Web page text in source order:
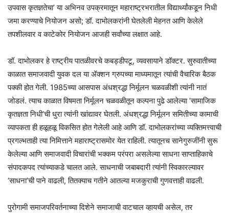
उपवास कृतज्ञतेचा’ या अभिनव उपक्रमातून महाराष्ट्रभरातील विद्यार्थ्यांकडून निधी
जमा करण्याचे नियोजन असो; डॉ. दाभोलकरांनी घेतलेली मेहनत आणि केलेले
तपशीलवार व काटेकोर नियोजन आजही सर्वांच्या लक्षात आहे.
डॉ. दाभोलकर हे राष्ट्रीय पातळीवरचे कबड्डीपटू, व्यवसायाने डॉक्टर. सुरुवातीच्या
काळात समाजवादी युवक दल या ॲक्शन ग्रुपच्या माध्यमातून त्यांची वैचारिक बैठक
पक्की होत गेली. 1985च्या आसपास अंधश्रद्धा निर्मूलन चळवळीशी त्यांनी नातं
जोडलं. त्याच काळात विषमता निर्मूलन चळवळीतून कल्पना पुढे आलेल्या ‘सामाजिक
कृतज्ञता निधी’ची धुरा त्यांनी खांद्यावर घेतली. अंधश्रद्धा निर्मूलन समितीच्या कामाची
व्यापकता ही हळूहळू विकसित होत गेलेली आहे आणि डॉ. दाभोलकरांच्या व्यक्तिमत्त्वाची
प्रगल्भताही त्या निमित्ताने महाराष्ट्रासमोर येत राहिली. त्यातूनच सानेगुरुजींनी सुरू
केलेल्या आणि समाजवादी विचारांची भक्कम परंपरा असलेल्या साधना साप्ताहिकाचे
संपादकपद त्यांच्याकडे चालत आले. साधनाची जबाबदारी त्यांनी स्विकारल्यावर
‘साधना’ची पाने वाढली, तितक्याच गतीने आतल्या मजकुराची गुणवत्ताही वाढली.
पुरोगामी समाजपरिवर्तनाच्या दिशेने समाजाची वाटचाल व्हायची असेल, तर